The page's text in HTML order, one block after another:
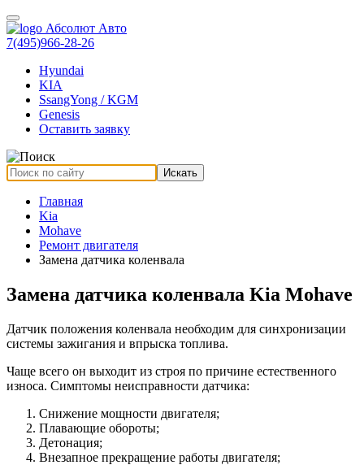
7(495)966-28-26
Hyundai
KIA
SsangYong / KGM
Genesis
Оставить заявку
Искать
Главная
Kia
Mohave
Ремонт двигателя
Замена датчика коленвала
Замена датчика коленвала Kia Mohave
Датчик положения коленвала необходим для синхронизации
системы зажигания и впрыска топлива.
Чаще всего он выходит из строя по причине естественного
износа. Симптомы неисправности датчика:
Снижение мощности двигателя;
Плавающие обороты;
Детонация;
Внезапное прекращение работы двигателя;